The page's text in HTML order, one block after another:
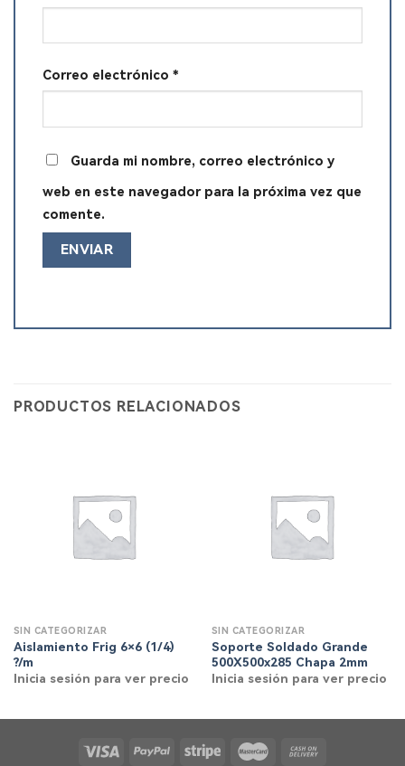
Correo electrónico *
Guarda mi nombre, correo electrónico y
web en este navegador para la próxima vez que
comente.
PRODUCTOS RELACIONADOS
SIN CATEGORIZAR
Aislamiento Frig 6×6 (1/4)
?/m
Inicia sesión para ver precio
SIN CATEGORIZAR
Soporte Soldado Grande
500X500x285 Chapa 2mm
Inicia sesión para ver precio